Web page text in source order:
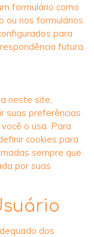
formulário como
ou nos formulários
para
futura.
neste site,
suas preferências
o usa. Para
cookies para
sempre que
por suas
dos